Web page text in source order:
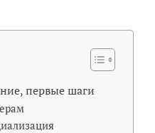
первые шаги